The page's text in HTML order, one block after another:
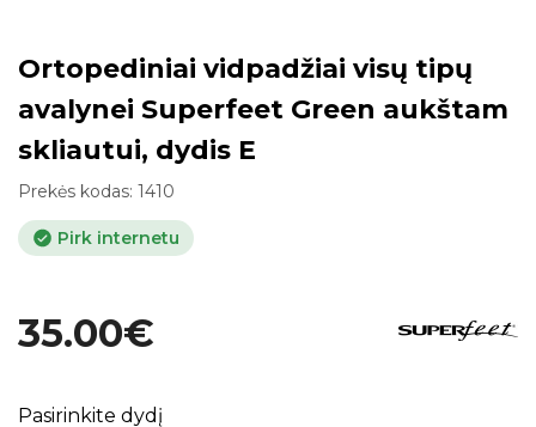
Ortopediniai vidpadžiai visų tipų
avalynei Superfeet Green aukštam
skliautui, dydis E
Prekės kodas: 1410
Pirk internetu
35.00€
Pasirinkite dydį